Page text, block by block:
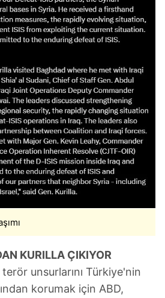
KURILLA ÇIKIYOR
unsurlarını Türkiye'nin
korumak için ABD,